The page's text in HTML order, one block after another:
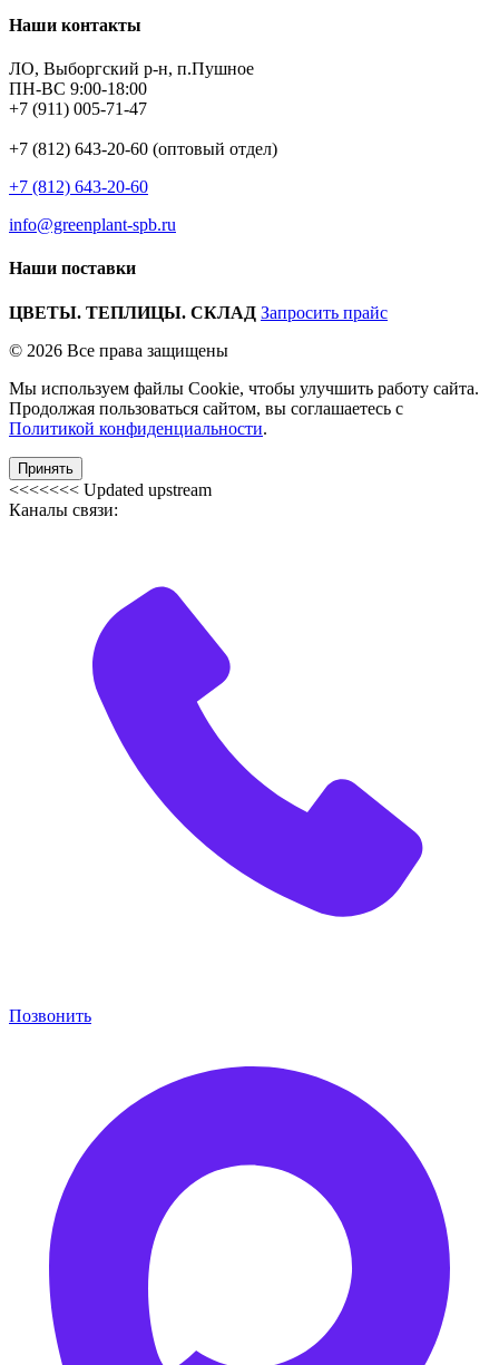
Наши контакты
ЛО, Выборгский р-н, п.Пушное
ПН-ВС 9:00-18:00
+7 (911) 005-71-47
+7 (812) 643-20-60 (оптовый отдел)
+7 (812) 643-20-60
info@greenplant-spb.ru
Наши поставки
ЦВЕТЫ. ТЕПЛИЦЫ. СКЛАД Запросить прайс
© 2026 Все права защищены
Мы используем файлы Cookie, чтобы улучшить работу сайта.
Продолжая пользоваться сайтом, вы соглашаетесь с
Политикой конфиденциальности.
Принять
<<<<<<< Updated upstream
Каналы связи:
Позвонить